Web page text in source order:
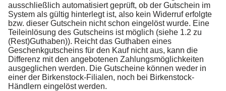
ausschließlich automatisiert geprüft, ob der Gutschein im
System als gültig hinterlegt ist, also kein Widerruf erfolgte
bzw. dieser Gutschein nicht schon eingelöst wurde. Eine
Teileinlösung des Gutscheins ist möglich (siehe 1.2 zu
(Rest)Guthaben)). Reicht das Guthaben eines
Geschenkgutscheins für den Kauf nicht aus, kann die
Differenz mit den angebotenen Zahlungsmöglichkeiten
ausgeglichen werden. Die Gutscheine können weder in
einer der Birkenstock-Filialen, noch bei Birkenstock-
Händlern eingelöst werden.